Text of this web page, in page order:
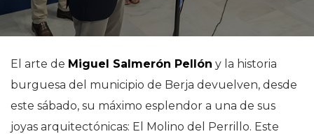
El arte de Miguel Salmerón Pellón y la historia
burguesa del municipio de Berja devuelven, desde
este sábado, su máximo esplendor a una de sus
joyas arquitectónicas: El Molino del Perrillo. Este